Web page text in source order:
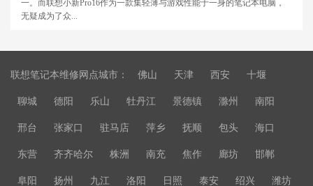
一。而联想小新Pro16作为一款集轻薄与游戏性能于一身的笔记本电脑，
无疑成为了众...
联想笔记本维修网点城市： 佛山 天津 西安 十堰
聊城 德阳 乐山 牡丹江 景德镇 滁州 南阳
邢台 张家口 驻马店 萍乡 抚顺 包头 海口
东营 齐齐哈尔 株洲 南充 焦作 廊坊 邯郸
阜阳 扬州 九江 洛阳 日照 泰安 绍兴 潍坊